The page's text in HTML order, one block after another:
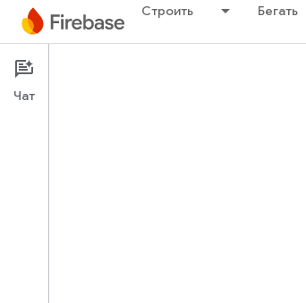
Строить Бегать
Documentation
Обзор
Чат